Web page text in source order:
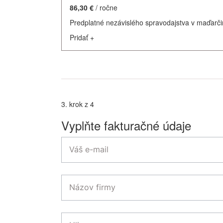
86,30 € / ročne
Predplatné nezávislého spravodajstva v
Pridať +
3. krok z 4
Vyplňte fakturačné údaje
Váš e-mail
Názov firmy